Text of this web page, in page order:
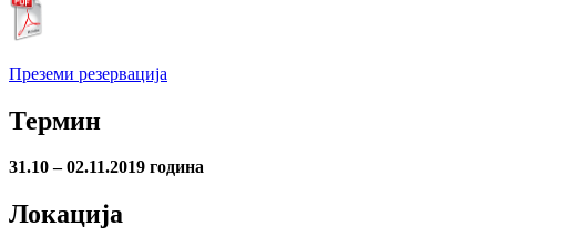
Преземи резервација
Термин
31.10 – 02.11.2019 година
Локација